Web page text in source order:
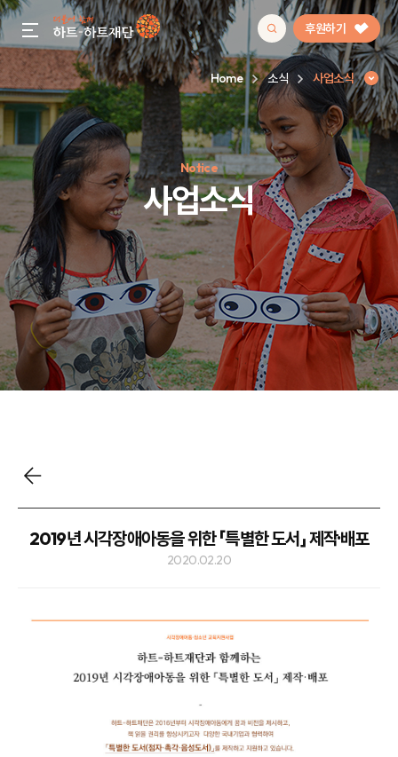
gnb menu open 후원하기
인기 키워드
#정기후원#하트플레이스#캠페인#팬덤후원
Home 소식 사업소식
Notice
사업소식
사업소식
2019년 시각장애아동을 위한 「특별한 도서」 제작·배포
2020.02.20